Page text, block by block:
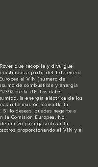
que recopile y divulgue
a partir del 1 de enero
el VIN (número de
de combustible y energía
392 de la UE. Los datos
la energía eléctrica de los
información, consulta la
. Si lo deseas, puedes negarte a
la Comisión Europea. No
marzo para garantizar la
proporcionando el VIN y el